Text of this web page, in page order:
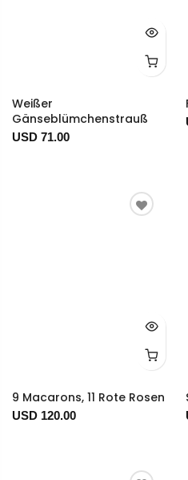
Weißer
Gänseblümchenstrauß
USD 71.00
9 Macarons, 11 Rote Rosen
USD 120.00